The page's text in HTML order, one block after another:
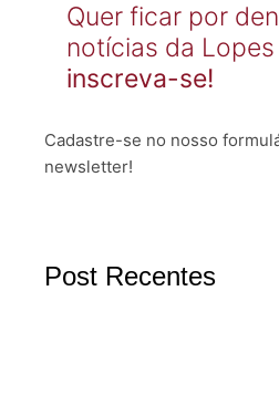
Quer ficar por
notícias da
inscreva-se!
Cadastre-se no nosso
newsletter!
Post Recentes